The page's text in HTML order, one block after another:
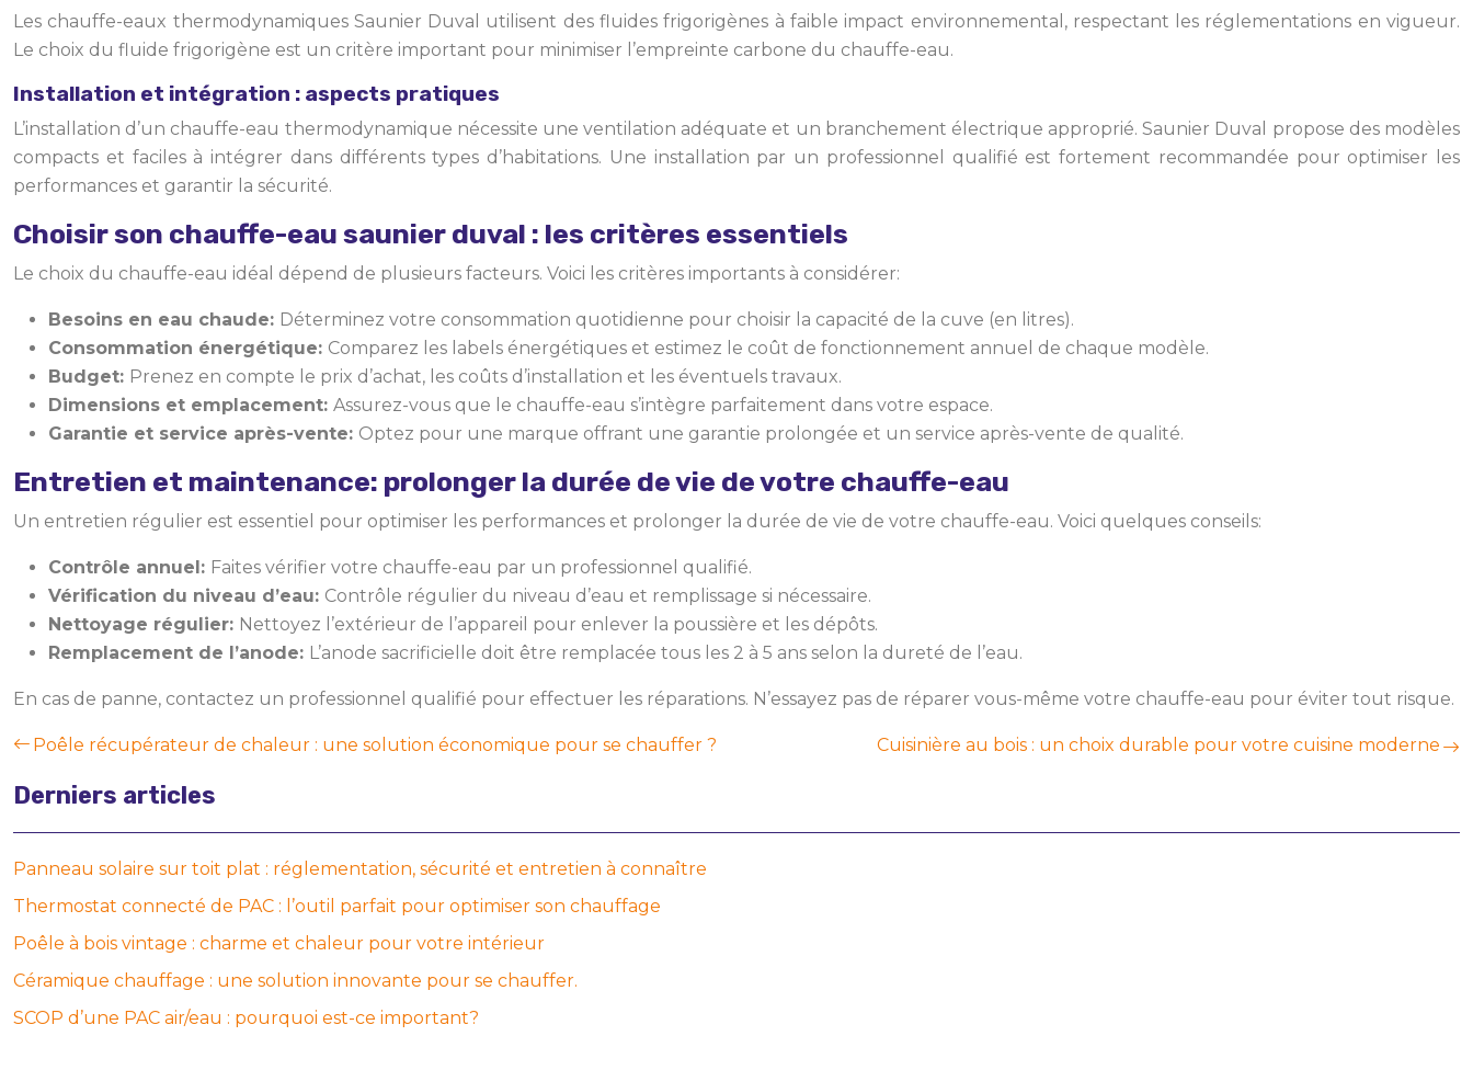
Les chauffe-eaux thermodynamiques Saunier Duval utilisent des fluides frigorigènes à faible impact environnemental, respectant les réglementations en vigueur.
Le choix du fluide frigorigène est un critère important pour minimiser l’empreinte carbone du chauffe-eau.
Installation et intégration : aspects pratiques
L’installation d’un chauffe-eau thermodynamique nécessite une ventilation adéquate et un branchement électrique approprié. Saunier Duval propose des modèles
compacts et faciles à intégrer dans différents types d’habitations. Une installation par un professionnel qualifié est fortement recommandée pour optimiser les
performances et garantir la sécurité.
Choisir son chauffe-eau saunier duval : les critères essentiels
Le choix du chauffe-eau idéal dépend de plusieurs facteurs. Voici les critères importants à considérer:
Besoins en eau chaude: Déterminez votre consommation quotidienne pour choisir la capacité de la cuve (en litres).
Consommation énergétique: Comparez les labels énergétiques et estimez le coût de fonctionnement annuel de chaque modèle.
Budget: Prenez en compte le prix d’achat, les coûts d’installation et les éventuels travaux.
Dimensions et emplacement: Assurez-vous que le chauffe-eau s’intègre parfaitement dans votre espace.
Garantie et service après-vente: Optez pour une marque offrant une garantie prolongée et un service après-vente de qualité.
Entretien et maintenance: prolonger la durée de vie de votre chauffe-eau
Un entretien régulier est essentiel pour optimiser les performances et prolonger la durée de vie de votre chauffe-eau. Voici quelques conseils:
Contrôle annuel: Faites vérifier votre chauffe-eau par un professionnel qualifié.
Vérification du niveau d’eau: Contrôle régulier du niveau d’eau et remplissage si nécessaire.
Nettoyage régulier: Nettoyez l’extérieur de l’appareil pour enlever la poussière et les dépôts.
Remplacement de l’anode: L’anode sacrificielle doit être remplacée tous les 2 à 5 ans selon la dureté de l’eau.
En cas de panne, contactez un professionnel qualifié pour effectuer les réparations. N’essayez pas de réparer vous-même votre chauffe-eau pour éviter tout risque.
Poêle récupérateur de chaleur : une solution économique pour se chauffer ? Cuisinière au bois : un choix durable pour votre cuisine moderne
Derniers articles
Panneau solaire sur toit plat : réglementation, sécurité et entretien à connaître
Thermostat connecté de PAC : l’outil parfait pour optimiser son chauffage
Poêle à bois vintage : charme et chaleur pour votre intérieur
Céramique chauffage : une solution innovante pour se chauffer.
SCOP d’une PAC air/eau : pourquoi est-ce important?